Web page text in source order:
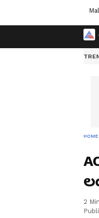
HOME
2